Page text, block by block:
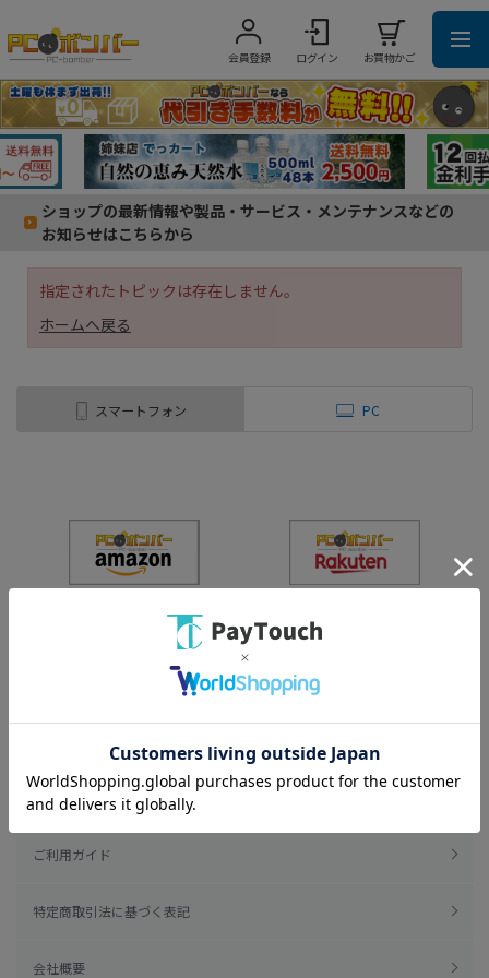
会員登録 ログイン お買物かご
ショップの最新情報や製品・サービス・メンテナンスなどの
お知らせはこちらから
指定されたトピックは存在しません。
ホームへ戻る
スマートフォン PC
ご利用規約
ご利用ガイド
特定商取引法に基づく表記
会社概要